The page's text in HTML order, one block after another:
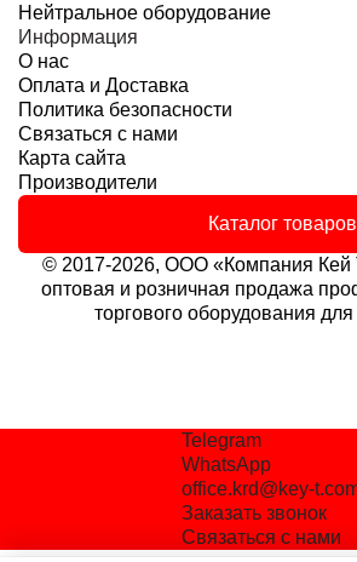
Нейтральное оборудование
Информация
О нас
Оплата и Доставка
Политика безопасности
Связаться с нами
Карта сайта
Производители
Каталог товаров
© 2017-2026, ООО «Компания
оптовая и розничная продажа
торгового оборудования
Telegram
WhatsApp
office.krd@key-
Заказать звонок
Связаться с нами